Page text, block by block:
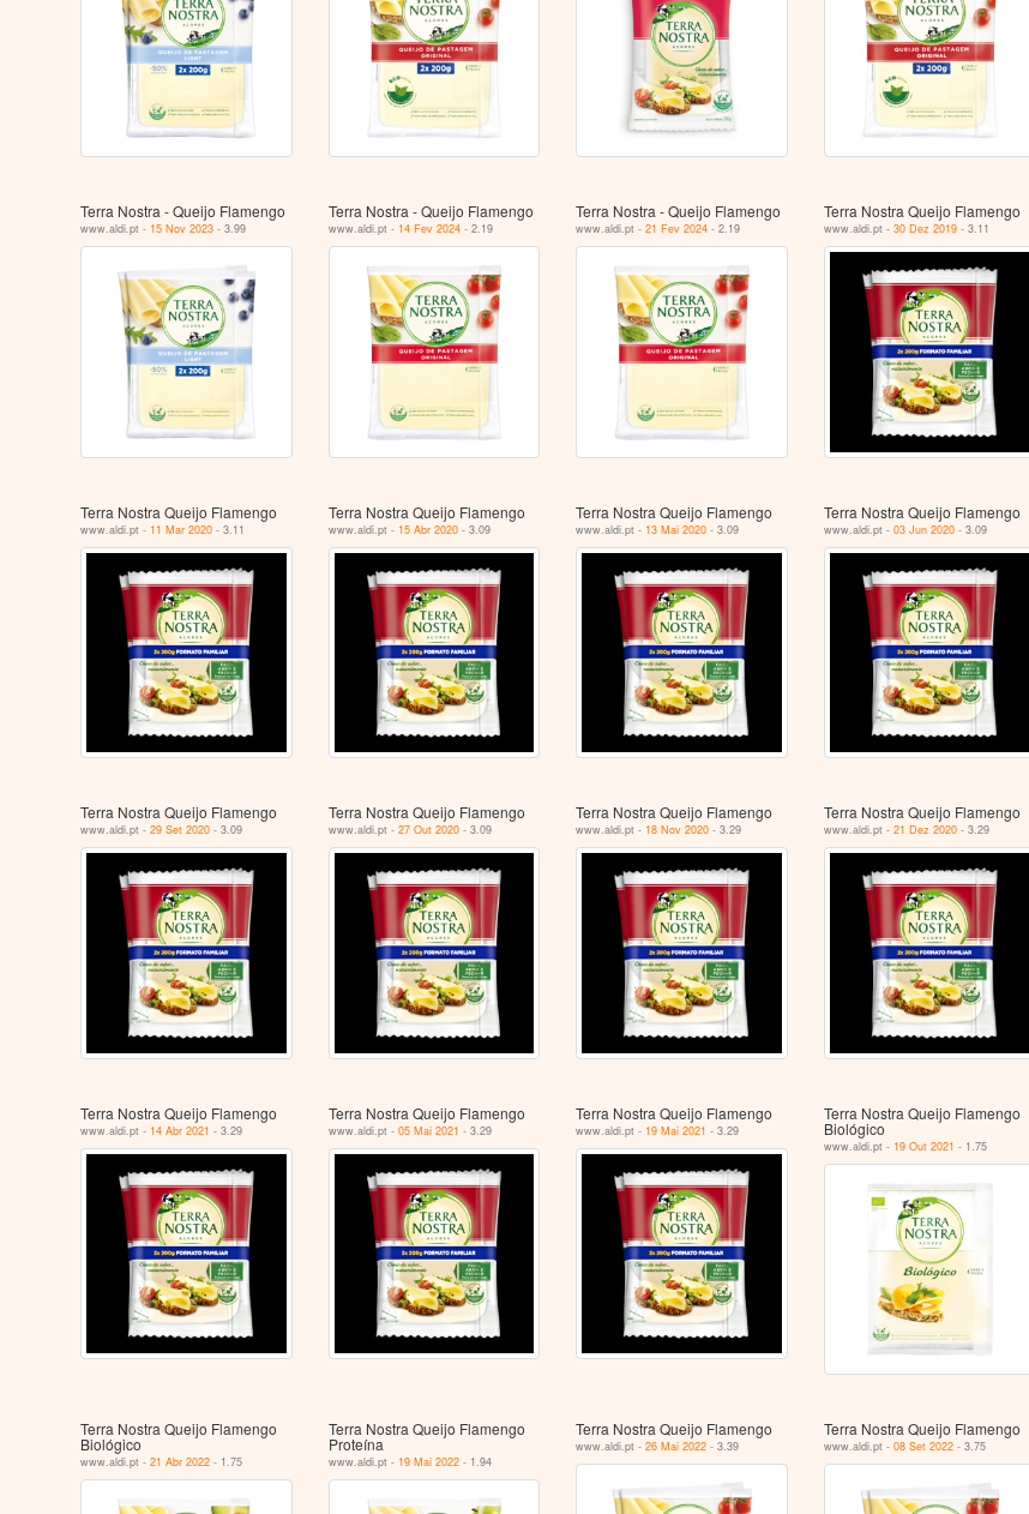
Terra Nostra - Queijo Flamengo
www.aldi.pt - 15 Nov 2023 - 3.99
Terra Nostra - Queijo Flamengo
www.aldi.pt - 14 Fev 2024- 2.19
Terra Nostra - Queijo Flamengo
www.aldi.pt -21 Fev 2024 - 2.19
Terra Nostra Queijo Flamengo
www.aldi.pt - 30 Dez 2019- 3.11
Terra Nostra Queijo Flamengo
www.aldi.pt - 11 Mar 2020 - 3.11
Terra Nostra Queijo Flamengo
www.aldi.pt - 15 Abr 2020- 3.09
Terra Nostra Queijo Flamengo
www.aldi.pt - 13 Mai 2020 - 3.09
Terra Nostra Queijo Flamengo
www.aldi.pt - 03 Jun 2020- 3.09
Terra Nostra Queijo Flamengo
www.aldi.pt -29 Set 2020 - 3.09
Terra Nostra Queijo Flamengo
www.aldi.pt - 27 Out 2020- 3.09
Terra Nostra Queijo Flamengo
www.aldi.pt - 18 Nov 2020 - 3.29
Terra Nostra Queijo Flamengo
www.aldi.pt - 21 Dez 2020- 3.29
Terra Nostra Queijo Flamengo
www.aldi.pt - 14 Abr 2021 - 3.29
Terra Nostra Queijo Flamengo
www.aldi.pt - 05 Mai 2021 - 3.29
Terra Nostra Queijo Flamengo
www.aldi.pt - 19 Mai 2021 - 3.29
Terra Nostra Queijo Flamengo
Biológico
www.aldi.pt - 19 Out 2021 - 1.75
Terra Nostra Queijo Flamengo
Biológico
www.aldi.pt -21 Abr 2022 - 1.75
Terra Nostra Queijo Flamengo
Proteína
www.aldi.pt - 19 Mai 2022- 1.94
Terra Nostra Queijo Flamengo
www.aldi.pt -26 Mai 2022 - 3.39
Terra Nostra Queijo Flamengo
www.aldi.pt - 08 Set 2022- 3.75